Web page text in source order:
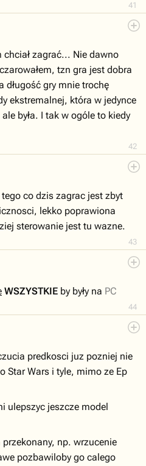
41
42
zagrać... Nie dawno
tzn gra jest dobra
długość gry mnie trochę
ekstremalnej, która w jedynce
była. I tak w ogóle to kiedy
43
co dzis zagrac jest zbyt
lekko poprawiona
sterowanie jest tu wazne.
44
WSZYSTKIE by były na PC
predkosci juz pozniej nie
Star Wars i tyle, mimo ze Ep
ulepszyc jeszcze model
np. wrzucenie
pozbawiloby go calego